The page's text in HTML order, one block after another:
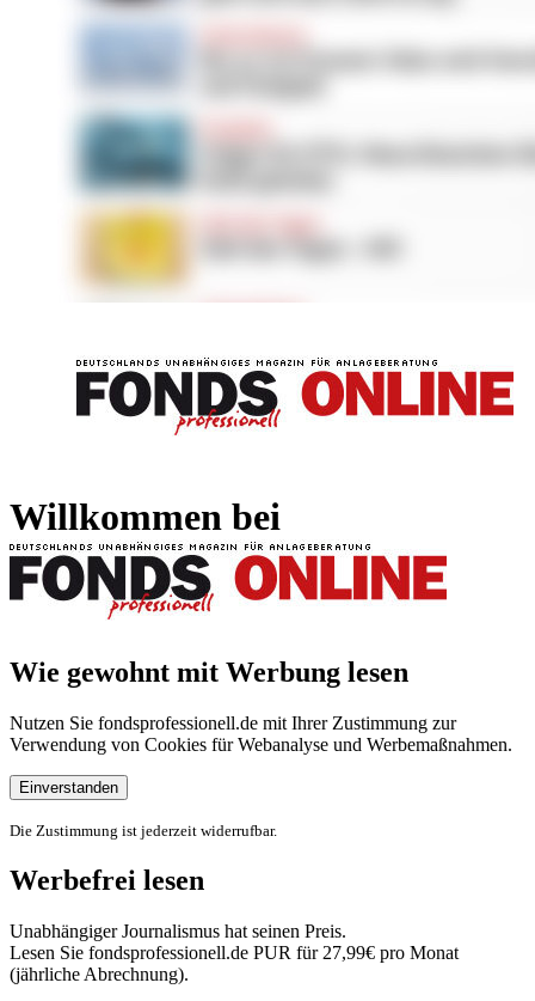
Willkommen bei
Wie gewohnt mit Werbung lesen
Nutzen Sie fondsprofessionell.de mit Ihrer Zustimmung zur
Verwendung von Cookies für Webanalyse und Werbemaßnahmen.
Einverstanden
Die Zustimmung ist jederzeit widerrufbar.
Werbefrei lesen
Unabhängiger Journalismus hat seinen Preis.
Lesen Sie fondsprofessionell.de PUR für 27,99€ pro Monat
(jährliche Abrechnung).